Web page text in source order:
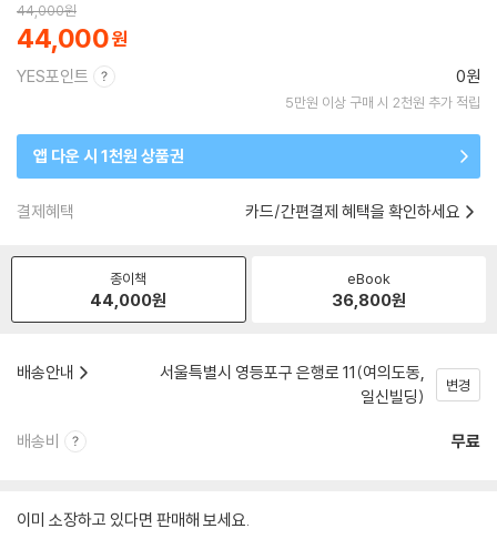
44,000원
44,000
YES포인트 0원
5만원 이상 구매 시 2천원 추가 적립
앱 다운 시 1천원 상품권
결제혜택 카드/간편결제 혜택을 확인하세요
종이책
44,000원
eBook
36,800원
배송안내
서울특별시 영등포구 은행로 11(여의도동,
일신빌딩)
변경
배송비 무료
이미 소장하고 있다면 판매해 보세요.